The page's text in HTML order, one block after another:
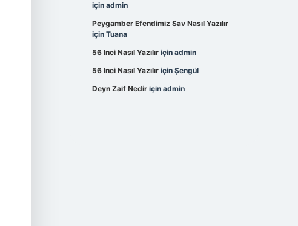
için admin
Peygamber Efendimiz Sav Nasıl Yazılır
için Tuana
56 Inci Nasıl Yazılıriçin admin
56 Inci Nasıl Yazılıriçin Şengül
Deyn Zaif Nediriçin admin